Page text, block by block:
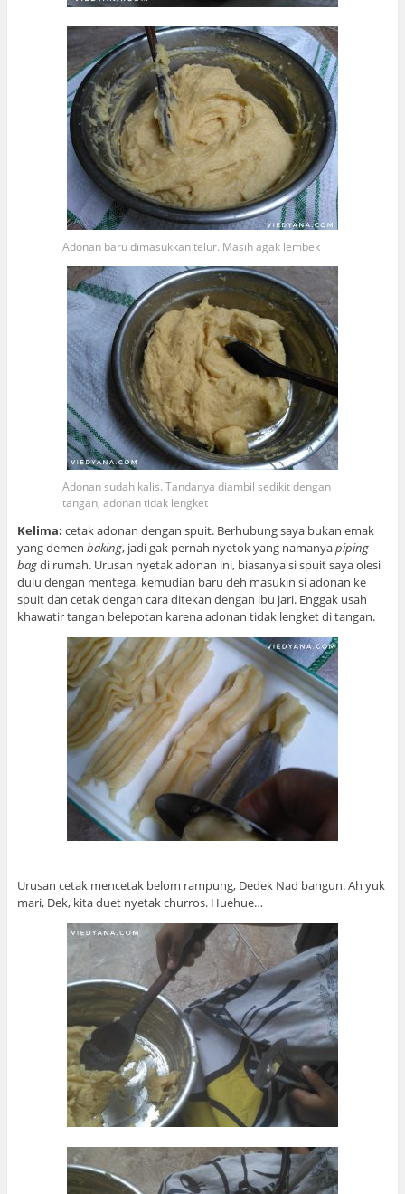
Adonan baru dimasukkan telur. Masih agak lembek
Adonan sudah kalis. Tandanya diambil sedikit dengan
tangan, adonan tidak lengket
Kelima: cetak adonan dengan spuit. Berhubung saya bukan emak
yang demen baking, jadi gak pernah nyetok yang namanyapiping
bagdi rumah. Urusan nyetak adonan ini, biasanya si spuit saya olesi
dulu dengan mentega, kemudian baru deh masukin si adonan ke
spuit dan cetak dengan cara ditekan dengan ibu jari. Enggak usah
khawatir tangan belepotan karena adonan tidak lengket di tangan.
Urusan cetak mencetak belom rampung, Dedek Nad bangun. Ah yuk
mari, Dek, kita duet nyetak churros. Huehue…